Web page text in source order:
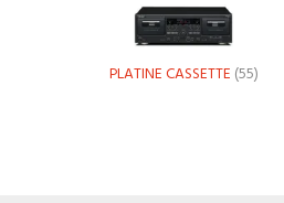
PLATINE CASSETTE (55)